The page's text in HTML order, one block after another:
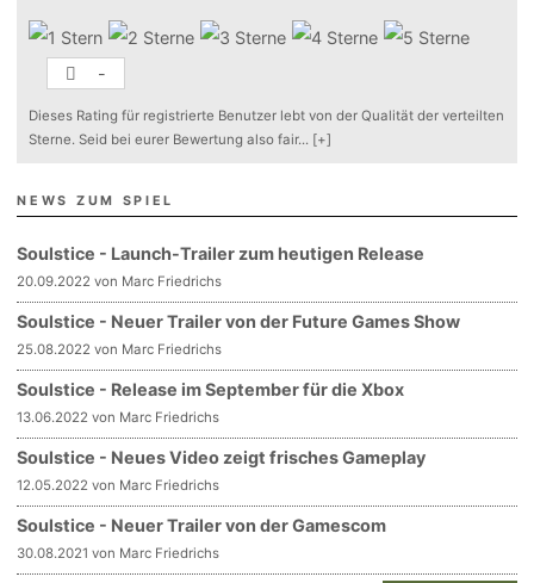
-
Dieses Rating für registrierte Benutzer lebt von der Qualität der verteilten
Sterne. Seid bei eurer Bewertung also fair... [+]
NEWS ZUM SPIEL
Soulstice - Launch-Trailer zum heutigen Release
20.09.2022 von Marc Friedrichs
Soulstice - Neuer Trailer von der Future Games Show
25.08.2022 von Marc Friedrichs
Soulstice - Release im September für die Xbox
13.06.2022 von Marc Friedrichs
Soulstice - Neues Video zeigt frisches Gameplay
12.05.2022 von Marc Friedrichs
Soulstice - Neuer Trailer von der Gamescom
30.08.2021 von Marc Friedrichs